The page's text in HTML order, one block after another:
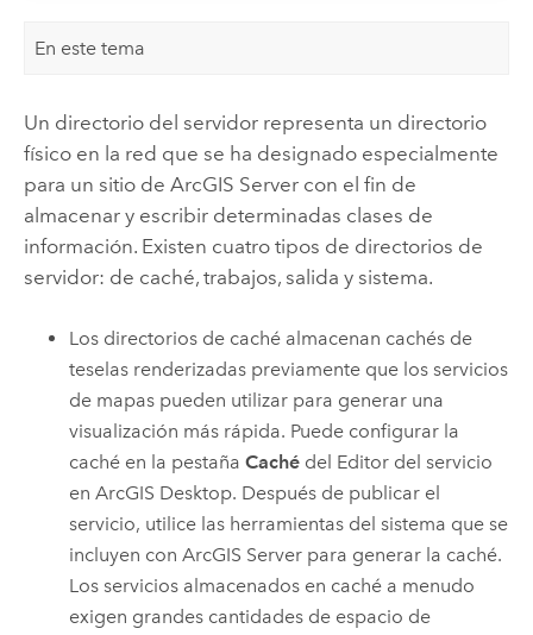
En este tema
Un directorio del servidor representa un directorio
físico en la red que se ha designado especialmente
para un sitio de ArcGIS Servercon el fin de
almacenar y escribir determinadas clases de
información. Existen cuatro tipos de directorios de
servidor: de caché, trabajos, salida y sistema.
Los directorios de caché almacenan cachés de
teselas renderizadas previamente que los servicios
de mapas pueden utilizar para generar una
visualización más rápida. Puede configurar la
caché en la pestañaCaché del Editor del servicio
enArcGIS Desktop. Después de publicar el
servicio, utilice las herramientas del sistema que se
incluyen conArcGIS Server para generar la caché.
Los servicios almacenados en caché a menudo
exigen grandes cantidades de espacio de